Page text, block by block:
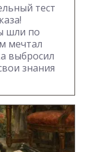
тест
шли по
мечтал
выбросил
знания